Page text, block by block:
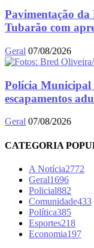
Pavimentação
Tubarão com
Geral 07/08/2026
Polícia Municipal
escapamentos
Geral 07/08/2026
CATEGORIA
A Notícia2772
Geral1696
Policial882
Comunidade433
Política385
Esportes218
Economia197